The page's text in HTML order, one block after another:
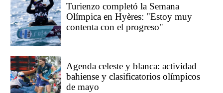
Turienzo completó la Semana
Olímpica en Hyères: "Estoy muy
contenta con el progreso"
Agenda celeste y blanca: actividad
bahiense y clasificatorios olímpicos
de mayo